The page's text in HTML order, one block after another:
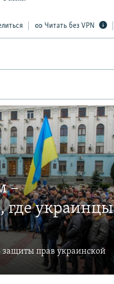
Читать без VPN
–
где украинцы
защиты прав украинской